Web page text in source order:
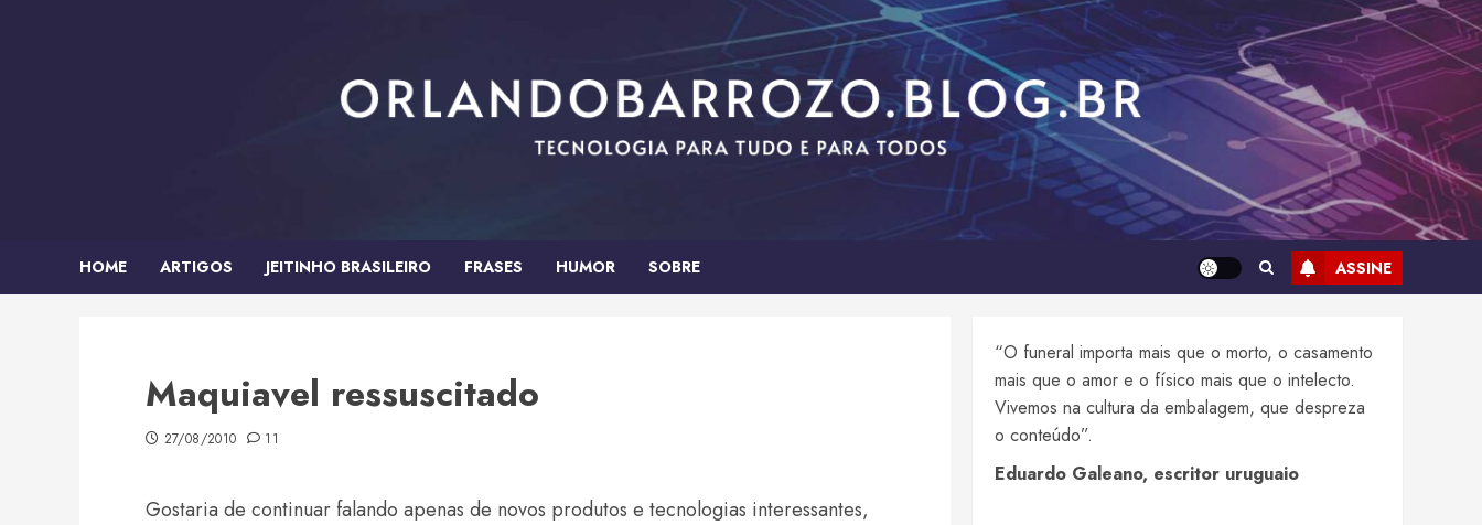
HOME ARTIGOS JEITINHO BRASILEIRO FRASES HUMOR SOBRE ASSINE
Maquiavel ressuscitado
27/08/2010 11
Gostaria de continuar falando apenas de novos produtos e tecnologias interessantes,
“O funeral importa mais que o morto, o casamento
mais que o amor e o físico mais que o intelecto.
Vivemos na cultura da embalagem, que despreza
o conteúdo”.
Eduardo Galeano, escritor uruguaio